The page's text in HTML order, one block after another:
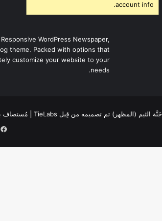
account info.
WordPress Newspaper,
theme. Packed with options that
customize your website to your
needs.
جَنَّة الثيم (المظهر) تم تصميمه من قِبل TieLabs | مُستضاف